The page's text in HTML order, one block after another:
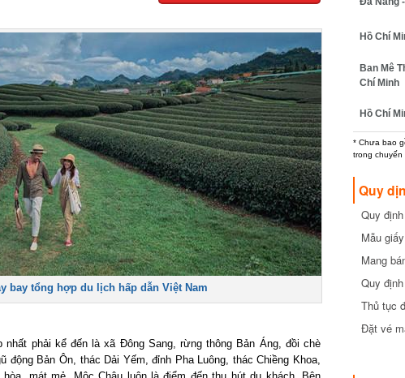
bay tổng hợp du lịch hấp dẫn Việt Nam
phải kể đến là xã Đông Sang, rừng thông Bản Áng, đồi chè
Bản Ôn, thác Dải Yếm, đỉnh Pha Luông, thác Chiềng Khoa,
Hồ Chí
Ban Mê
Chí Minh
Hồ Chí
* Chưa bao
trong chuyến
Quy
Quy
cần biết
Mẫu
Mang
Quy
Thủ tục
Đặt vé